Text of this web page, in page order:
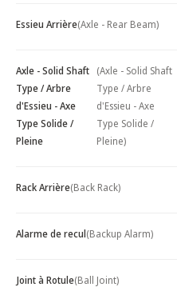
Essieu Arrière(Axle - Rear Beam)
Axle - Solid Shaft
Type / Arbre
d'Essieu - Axe
Type Solide /
Pleine
(Axle - Solid Shaft
Type / Arbre
d'Essieu - Axe
Type Solide /
Pleine)
Rack Arrière(Back Rack)
Alarme de recul(Backup Alarm)
Joint à Rotule(Ball Joint)